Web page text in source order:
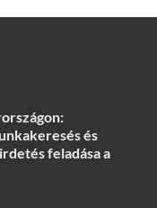
és
feladása a